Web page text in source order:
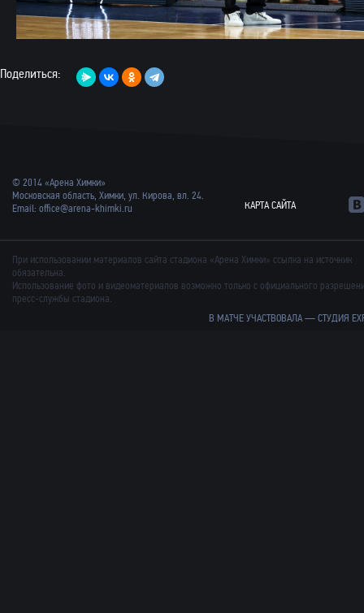
Поделиться:
© 2014 «Арена Химки»
Московская область, Химки, ул. Кирова, вл. 24.
Email: office@arena-khimki.ru КАРТА САЙТА
При использовании материалов сайта стадиона «Арена Химки» ссылка на источник
обязательна.
Использование фото и видеоматериалов возможно только с официального
пресс-службы стадиона.
В МАТЧЕ УЧАСТВОВАЛА —СТУДИЯ